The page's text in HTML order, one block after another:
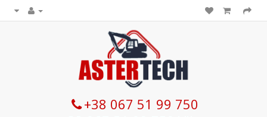
+38 067 51 99 750